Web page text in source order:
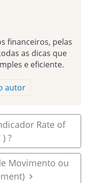
financeiros, pelas
as dicas que
e eficiente.
autor
Rate of
?
Movimento ou